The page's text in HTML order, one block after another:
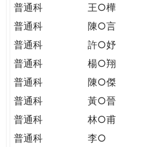
普通科
王○樺
普通科
陳○言
普通科
許○妤
普通科
楊○翔
普通科
陳○傑
普通科
黃○晉
普通科
林○甫
普通科
李○